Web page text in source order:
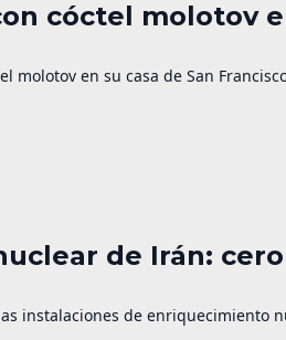
cóctel molotov
molotov en su casa de San
de Irán:
instalaciones de enriquecimiento